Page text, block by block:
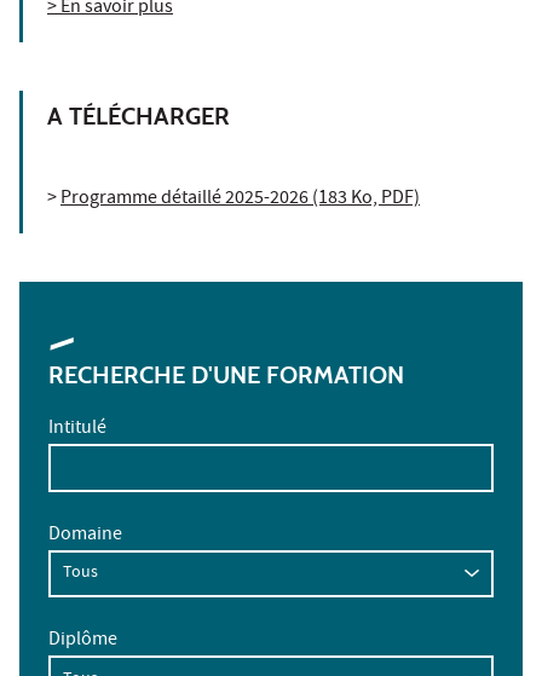
> En savoir plus
A TÉLÉCHARGER
>Programme détaillé 2025-2026 (183 Ko, PDF)
RECHERCHE D'UNE FORMATION
Intitulé
Domaine
Diplôme